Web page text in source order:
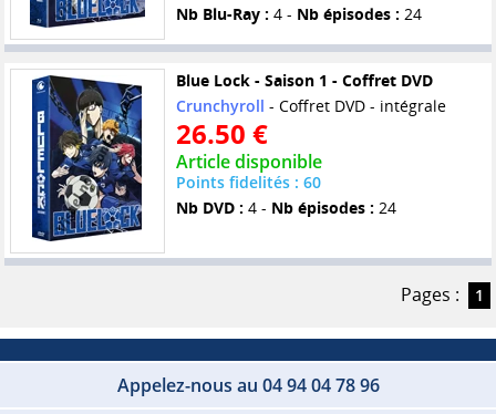
Nb Blu-Ray : 4 - Nb épisodes : 24
Blue Lock - Saison 1 - Coffret DVD
Crunchyroll - Coffret DVD - intégrale
26.50 €
Article disponible
Points fidelités : 60
Nb DVD : 4 - Nb épisodes : 24
Pages : 1
Appelez-nous au 04 94 04 78 96